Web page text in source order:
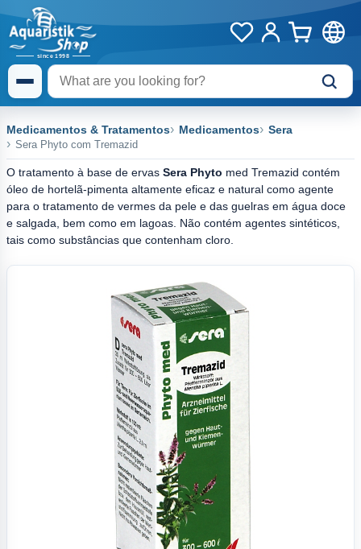
Medicamentos & Tratamentos Medicamentos Sera
Sera Phyto com Tremazid
O tratamento à base de ervas Sera Phyto med Tremazid contém
óleo de hortelã-pimenta altamente eficaz e natural como agente
para o tratamento de vermes da pele e das guelras em água doce
e salgada, bem como em lagoas. Não contém agentes sintéticos,
tais como substâncias que contenham cloro.